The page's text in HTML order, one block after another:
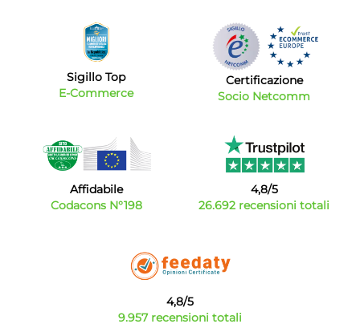
Sigillo Top
E-Commerce
Certificazione
Socio Netcomm
Affidabile
Codacons N°198
4,8/5
26.692 recensioni totali
4,8/5
9.957 recensioni totali